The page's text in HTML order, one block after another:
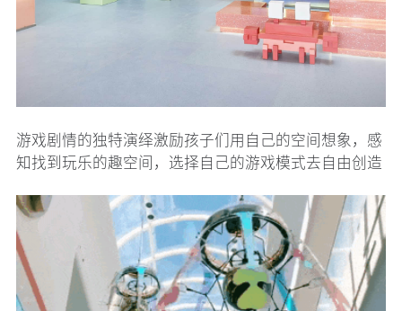
游戏剧情的独特演绎激励孩子们用自己的空间想象，感
知找到玩乐的趣空间，选择自己的游戏模式去自由创造